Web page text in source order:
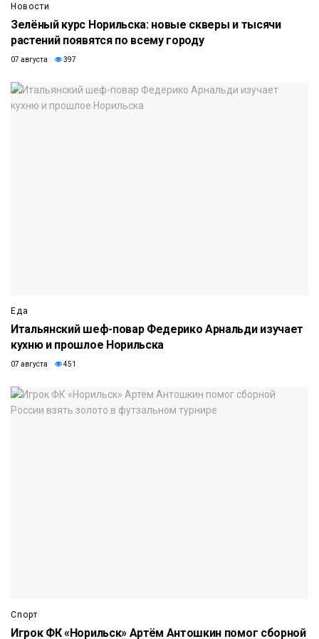
Новости
Зелёный курс Норильска: новые скверы и тысячи
растений появятся по всему городу
07 августа 397
Еда
Итальянский шеф-повар Федерико Арнальди изучает
кухню и прошлое Норильска
07 августа 451
Спорт
Игрок ФК «Норильск» Артём Антошкин помог сборной